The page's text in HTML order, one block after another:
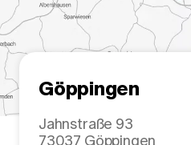
Göppingen
Jahnstraße 93
73037 Göppingen